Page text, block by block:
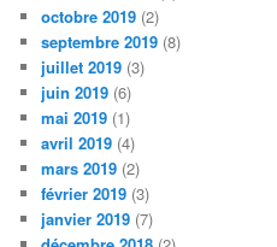
octobre 2019 (2)
septembre 2019 (8)
juillet 2019 (3)
juin 2019 (6)
mai 2019 (1)
avril 2019 (4)
mars 2019 (2)
février 2019 (3)
janvier 2019 (7)